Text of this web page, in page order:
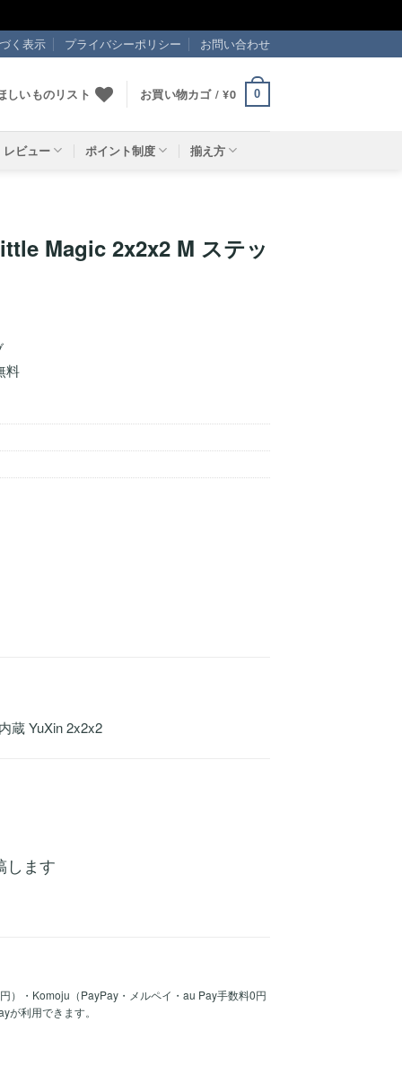
く表示 プライバシーポリシー お問い合わせ
しいものリスト お買い物カゴ /¥0 0
レビュー ポイント制度 揃え方
Magic 2x2x2 M ステッ
料
蔵 YuXin 2x2x2
します
）・Komoju（PayPay・メルペイ・au Pay手数料0円
利用できます。